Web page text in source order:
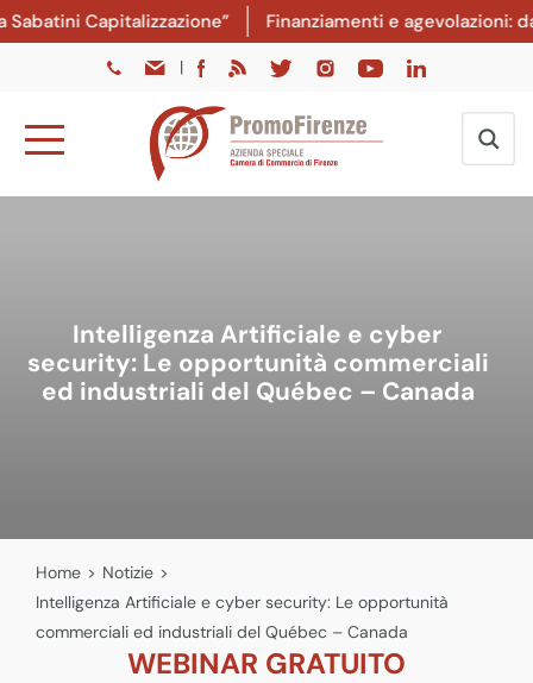
Capitalizzazione” Finanziamenti e agevolazioni: dal
|
Intelligenza Artificiale e cyber
security: Le opportunità commerciali
ed industriali del Québec – Canada
Home > Notizie >
Intelligenza Artificiale e cyber security: Le opportunità
commerciali ed industriali del Québec – Canada
WEBINAR GRATUITO